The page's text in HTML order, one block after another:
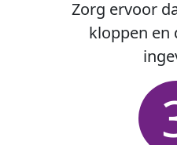
Zorg ervoor
kloppen en